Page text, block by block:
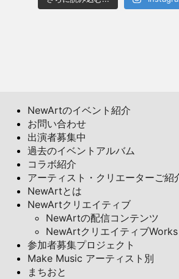
NewArtのイベント紹介
お問い合わせ
出演者募集中
過去のイベントアルバム
コラボ紹介
アーティスト・クリエーターご紹
NewArtとは
NewArtクリエイティブ
NewArtの配信コンテンツ
NewArtクリエイティブWorks
参加者募集プロジェクト
Make Music アーティスト別
まちおと